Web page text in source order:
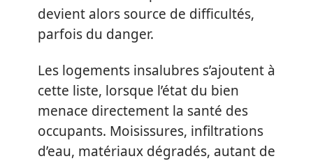
devient alors source de difficultés,
parfois du danger.
Les logements insalubres s’ajoutent à
cette liste, lorsque l’état du bien
menace directement la santé des
occupants. Moisissures, infiltrations
d’eau, matériaux dégradés, autant de